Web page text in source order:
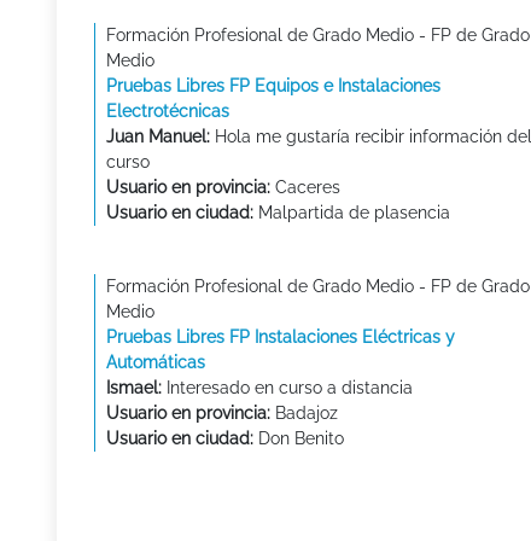
Formación Profesional de Grado Medio - FP de Grado
Medio
Pruebas Libres FP Equipos e Instalaciones
Electrotécnicas
Juan Manuel: Hola me gustaría recibir información del
curso
Usuario en provincia: Caceres
Usuario en ciudad: Malpartida de plasencia
Formación Profesional de Grado Medio - FP de Grado
Medio
Pruebas Libres FP Instalaciones Eléctricas y
Automáticas
Ismael: Interesado en curso a distancia
Usuario en provincia: Badajoz
Usuario en ciudad: Don Benito